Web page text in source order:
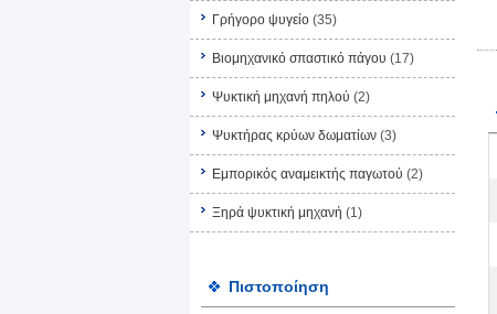
Γρήγορο ψυγείο (35)
Βιομηχανικό σπαστικό πάγου (17)
Ψυκτική μηχανή πηλού (2)
Ψυκτήρας κρύων δωματίων (3)
Εμπορικός αναμεικτής παγωτού (2)
Ξηρά ψυκτική μηχανή (1)
Πιστοποίηση